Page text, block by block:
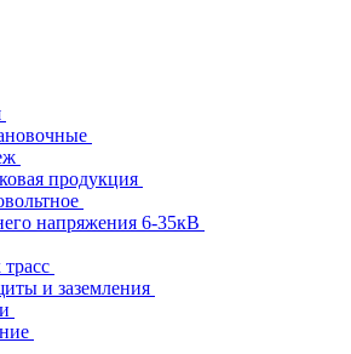
продукция
напряжения 6-35кВ
и заземления